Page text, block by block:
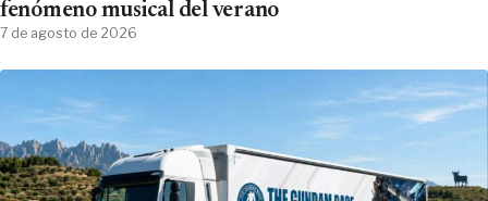
fenómeno musical del verano
7 de agosto de 2026